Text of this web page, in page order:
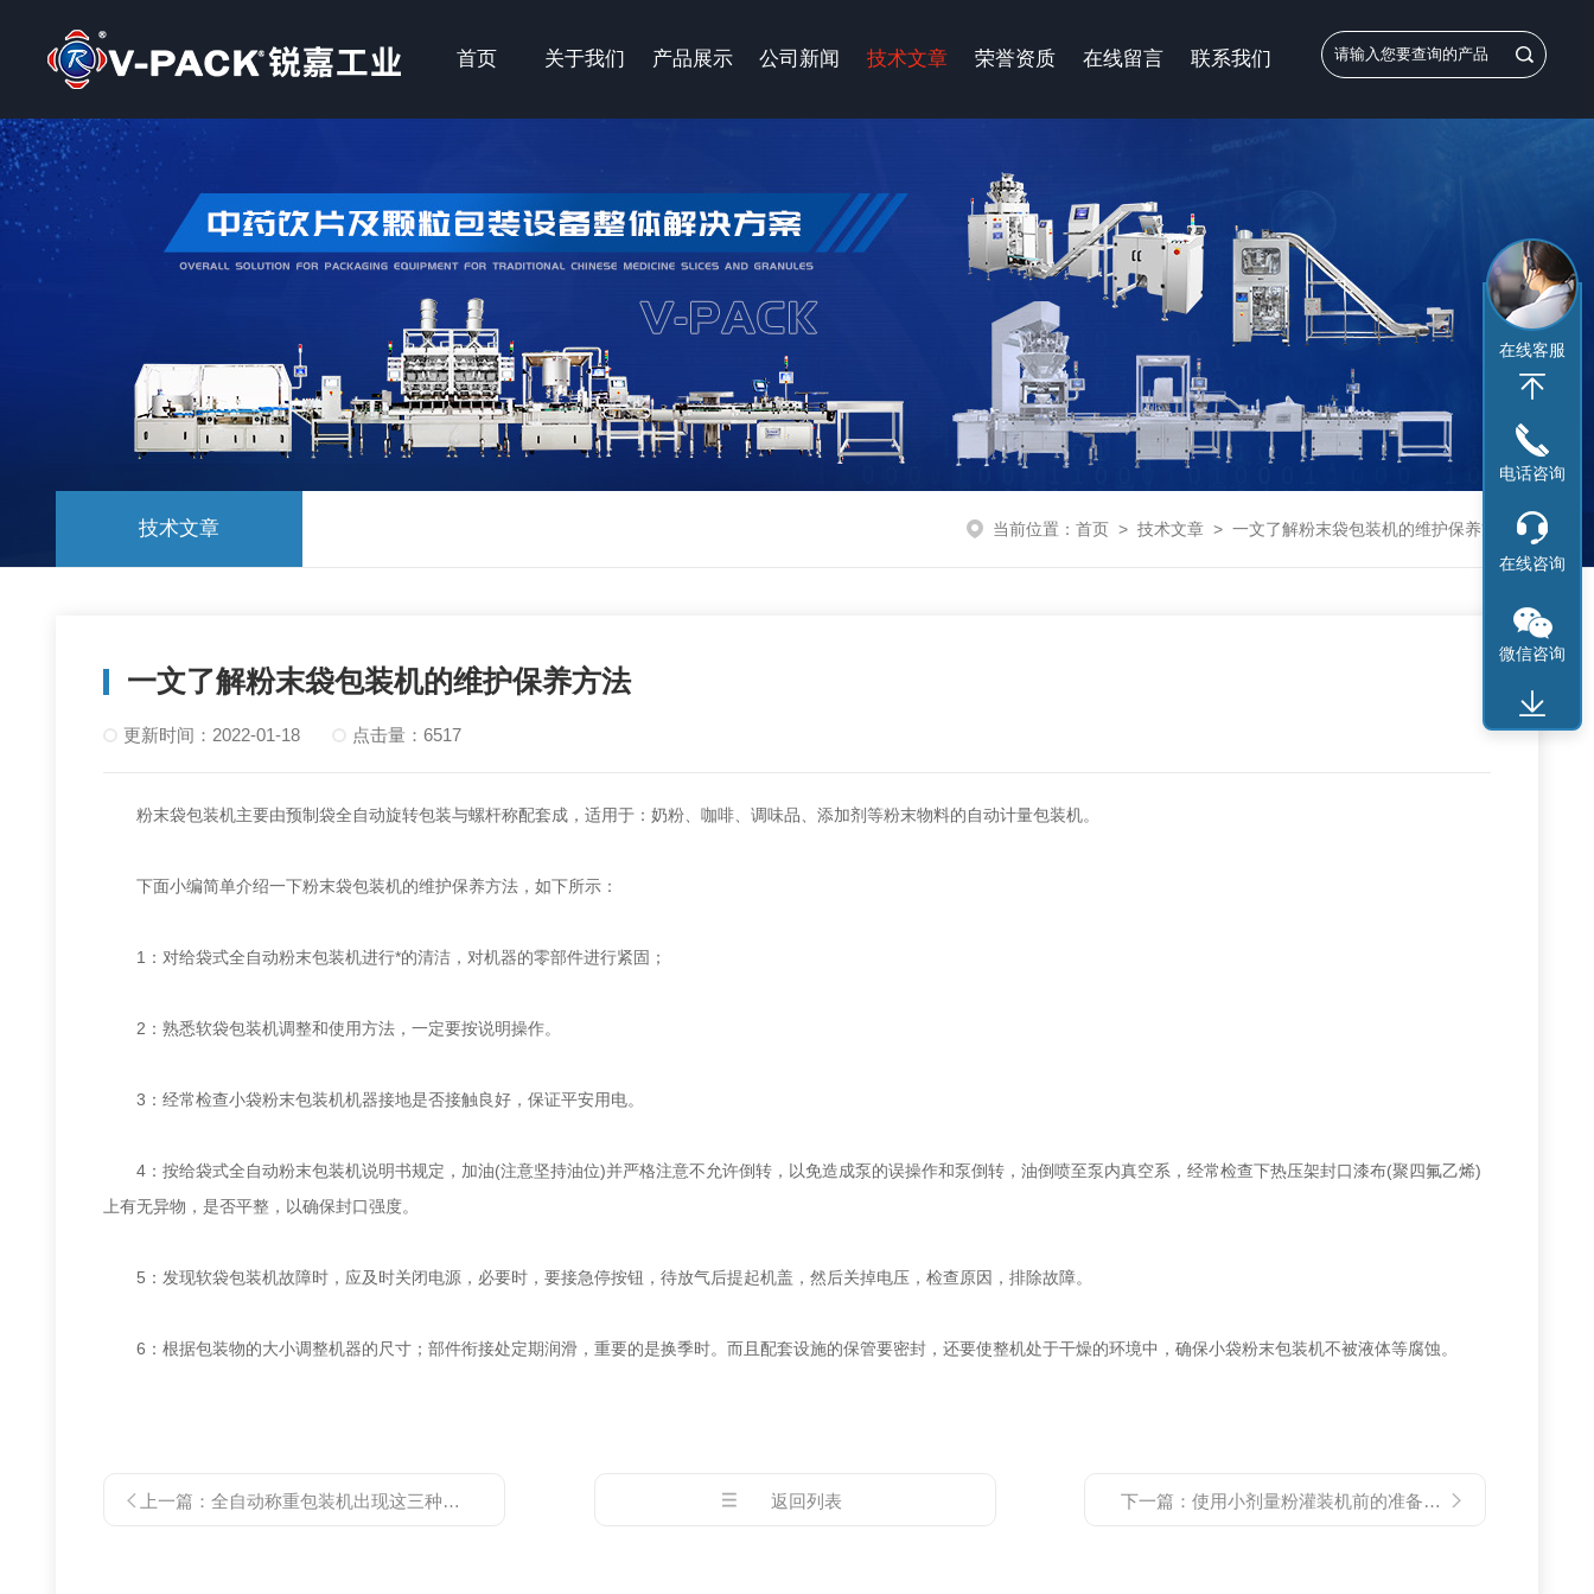
首页 关于我们 产品展示 公司新闻 技术文章 荣誉资质 在线留言 联系我们
技术文章 当前位置： 首页> 技术文章> 一文了解粉末袋包装机的维护保养方法
一文了解粉末袋包装机的维护保养方法
更新时间：2022-01-18 点击量：6517
粉末袋包装机主要由预制袋全自动旋转包装与螺杆称配套成，适用于：奶粉、咖啡、调味品、添加剂等粉末物料的自动计量包装机。
下面小编简单介绍一下粉末袋包装机的维护保养方法，如下所示：
1：对给袋式全自动粉末包装机进行*的清洁，对机器的零部件进行紧固；
2：熟悉软袋包装机调整和使用方法，一定要按说明操作。
3：经常检查小袋粉末包装机机器接地是否接触良好，保证平安用电。
4：按给袋式全自动粉末包装机说明书规定，加油(注意坚持油位)并严格注意不允许倒转，以免造成泵的误操作和泵倒转，油倒喷至泵内真空系，经常检查下热压架封口漆布(聚四氟乙烯)
上有无异物，是否平整，以确保封口强度。
5：发现软袋包装机故障时，应及时关闭电源，必要时，要接急停按钮，待放气后提起机盖，然后关掉电压，检查原因，排除故障。
6：根据包装物的大小调整机器的尺寸；部件衔接处定期润滑，重要的是换季时。而且配套设施的保管要密封，还要使整机处于干燥的环境中，确保小袋粉末包装机不被液体等腐蚀。
上一篇：全自动称重包装机出现这三种故障的处理方法 返回列表 下一篇： 使用小剂量粉灌装机前的准备和检查工作不能缺少
在线客服
电话咨询
在线咨询
微信咨询